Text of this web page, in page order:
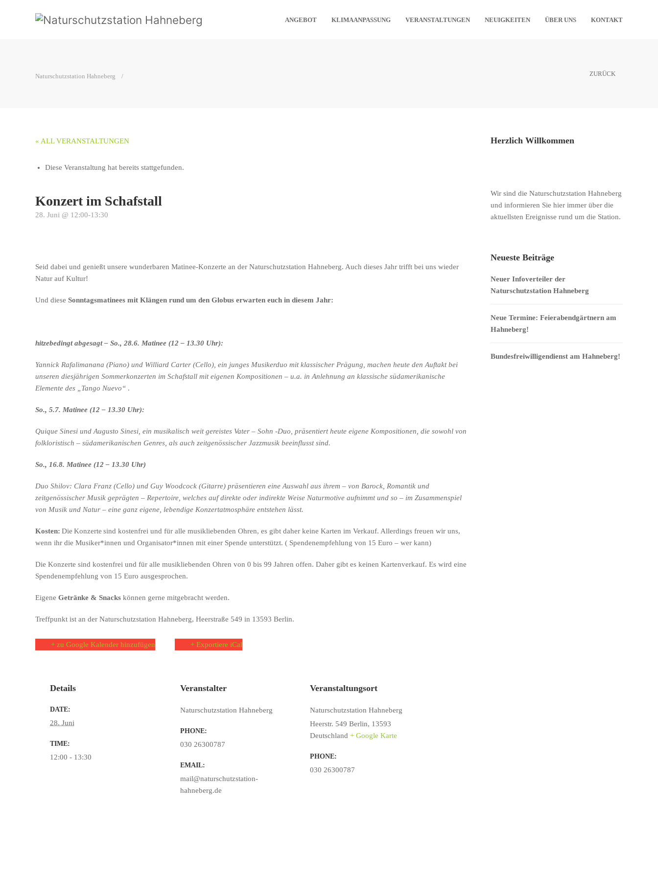
ANGEBOT KLIMAANPASSUNG VERANSTALTUNGEN NEUIGKEITEN ÜBER UNS KONTAKT
Naturschutzstation Hahneberg ZURÜCK
« ALL VERANSTALTUNGEN
Diese Veranstaltung hat bereits stattgefunden.
Konzert im Schafstall
28. Juni @ 12:00-13:30
Seid dabei und genießt unsere wunderbaren Matinee-Konzerte an der Naturschutzstation Hahneberg. Auch dieses Jahr trifft bei uns wieder
Natur auf Kultur!
Und diese Sonntagsmatinees mit Klängen rund um den Globus erwarten euch in diesem Jahr:
hitzebedingt abgesagt – So., 28.6. Matinee (12 – 13.30 Uhr):
Yannick Rafalimanana (Piano) und Williard Carter (Cello), ein junges Musikerduo mit klassischer Prägung, machen heute den Auftakt bei
unseren diesjährigen Sommerkonzerten im Schafstall mit eigenen Kompositionen – u.a. in Anlehnung an klassische südamerikanische
Elemente des „Tango Nuevo“ .
So., 5.7. Matinee (12 – 13.30 Uhr):
Quique Sinesi und Augusto Sinesi, ein musikalisch weit gereistes Vater – Sohn -Duo, präsentiert heute eigene Kompositionen, die sowohl von
folkloristisch – südamerikanischen Genres, als auch zeitgenössischer Jazzmusik beeinflusst sind.
So., 16.8. Matinee (12 – 13.30 Uhr)
Duo Shilov: Clara Franz (Cello) und Guy Woodcock (Gitarre) präsentieren eine Auswahl aus ihrem – von Barock, Romantik und
zeitgenössischer Musik geprägten – Repertoire, welches auf direkte oder indirekte Weise Naturmotive aufnimmt und so – im Zusammenspiel
von Musik und Natur – eine ganz eigene, lebendige Konzertatmosphäre entstehen lässt.
Kosten: Die Konzerte sind kostenfrei und für alle musikliebenden Ohren, es gibt daher keine Karten im Verkauf. Allerdings freuen wir uns,
wenn ihr die Musiker*innen und Organisator*innen mit einer Spende unterstützt. ( Spendenempfehlung von 15 Euro – wer kann)
Die Konzerte sind kostenfrei und für alle musikliebenden Ohren von 0 bis 99 Jahren offen. Daher gibt es keinen Kartenverkauf. Es wird eine
Spendenempfehlung von 15 Euro ausgesprochen.
Eigene Getränke & Snacks können gerne mitgebracht werden.
Treffpunkt ist an der Naturschutzstation Hahneberg, Heerstraße 549 in 13593 Berlin.
+ zu Google Kalender hinzufügen + Exportiere iCal
Details
DATE:
28. Juni
TIME:
12:00 - 13:30
Veranstalter
Naturschutzstation Hahneberg
PHONE:
030 26300787
EMAIL:
mail@naturschutzstation-
hahneberg.de
Veranstaltungsort
Naturschutzstation Hahneberg
Heerstr. 549 Berlin, 13593
Deutschland + Google Karte
PHONE:
030 26300787
Herzlich Willkommen
Wir sind die Naturschutzstation Hahneberg
und informieren Sie hier immer über die
aktuellsten Ereignisse rund um die Station.
Neueste Beiträge
Neuer Infoverteiler der
Naturschutzstation Hahneberg
Neue Termine: Feierabendgärtnern am
Hahneberg!
Bundesfreiwilligendienst am Hahneberg!